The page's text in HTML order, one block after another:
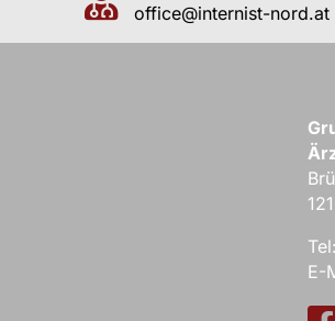
office@internist-nord.at
Tel:
E-